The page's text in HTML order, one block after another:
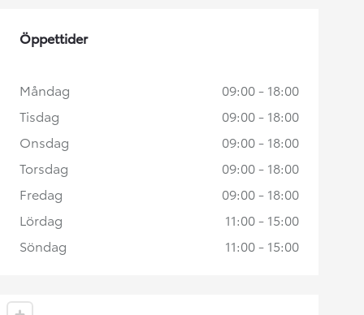
Öppettider
Måndag
09:00 - 18:00
Tisdag
09:00 - 18:00
Onsdag
09:00 - 18:00
Torsdag
09:00 - 18:00
Fredag
09:00 - 18:00
Lördag
11:00 - 15:00
Söndag
11:00 - 15:00